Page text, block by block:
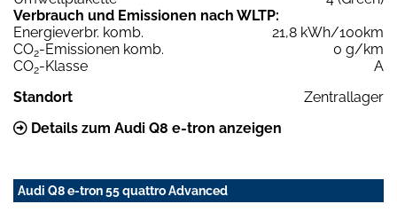
Verbrauch und Emissionen nach WLTP:
Energieverbr. komb.
21,8 kWh/100km
CO2-Emissionen komb.
0 g/km
CO2-Klasse
A
Standort
Zentrallager
Details zum Audi Q8 e-tron anzeigen
Audi Q8 e-tron 55 quattro Advanced